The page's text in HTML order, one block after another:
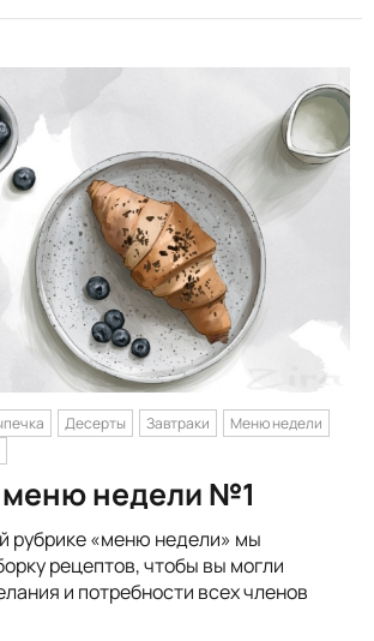
Десерты Завтраки
Меню недели
недели №1
рубрике «меню недели» мы
рецептов, чтобы вы могли
и потребности всех членов